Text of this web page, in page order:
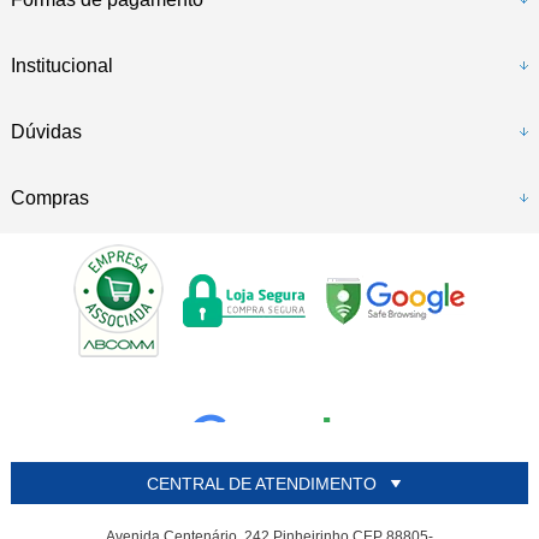
Institucional
Dúvidas
Compras
CENTRAL DE ATENDIMENTO